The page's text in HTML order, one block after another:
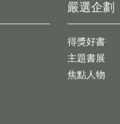
嚴選企劃
得獎好書
主題書展
焦點人物